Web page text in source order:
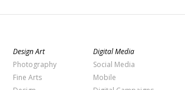
Design Art
Photography
Fine Arts
Digital Media
Social Media
Mobile